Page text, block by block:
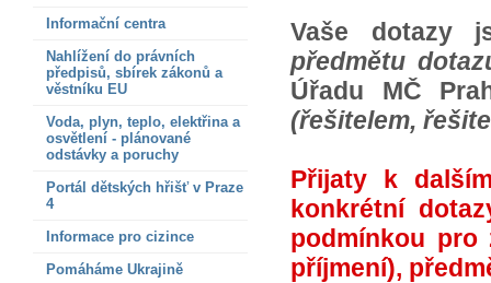
Informační centra
Nahlížení do právních
předpisů, sbírek zákonů a
věstníku EU
Voda, plyn, teplo, elektřina a
osvětlení - plánované
odstávky a poruchy
Portál dětských hřišť v Praze
4
Informace pro cizince
Pomáháme Ukrajině
Vaše dotazy
předmětu
Úřadu MČ
(řešitelem,
Přijaty k
konkrétní
podmínkou pro
příjmení),